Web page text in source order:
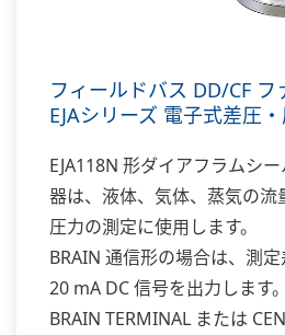
フィールドバス DD/CF
EJAシリーズ 電子式差圧
EJA118N 形ダイアフラムシー
器は、液体、気体、蒸気の流
圧力の測定に使用します。
BRAIN 通信形の場合は、測
20 mA DC 信号を出力します。
BRAIN TERMINAL または